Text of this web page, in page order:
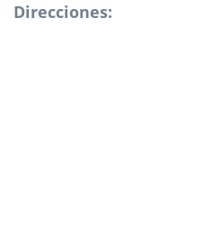
Direcciones: